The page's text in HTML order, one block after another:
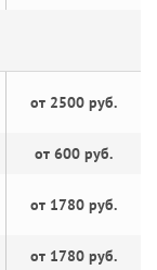
от 2500 руб.
от 600 руб.
от 1780 руб.
от 1780 руб.